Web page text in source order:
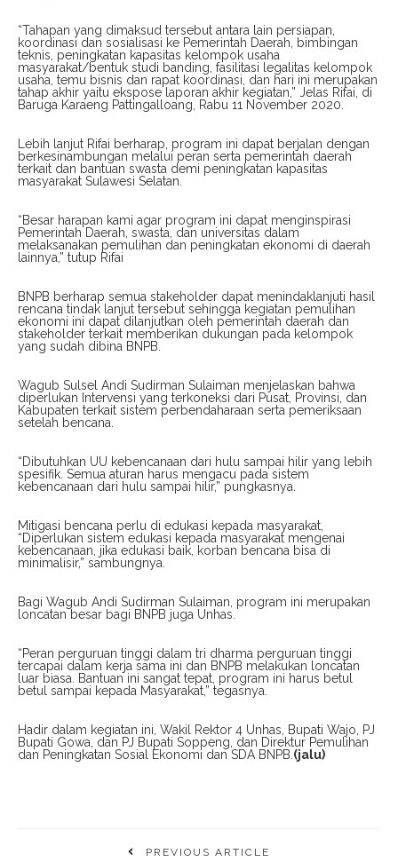
“Tahapan yang dimaksud tersebut antara lain persiapan,
koordinasi dan sosialisasi ke Pemerintah Daerah, bimbingan
teknis, peningkatan kapasitas kelompok usaha
masyarakat/bentuk studi banding, fasilitasi legalitas kelompok
usaha, temu bisnis dan rapat koordinasi, dan hari ini merupakan
tahap akhir yaitu ekspose laporan akhir kegiatan,” Jelas Rifai, di
Baruga Karaeng Pattingalloang, Rabu 11 November 2020.
Lebih lanjut Rifai berharap, program ini dapat berjalan dengan
berkesinambungan melalui peran serta pemerintah daerah
terkait dan bantuan swasta demi peningkatan kapasitas
masyarakat Sulawesi Selatan.
“Besar harapan kami agar program ini dapat menginspirasi
Pemerintah Daerah, swasta, dan universitas dalam
melaksanakan pemulihan dan peningkatan ekonomi di daerah
lainnya,” tutup Rifai
BNPB berharap semua stakeholder dapat menindaklanjuti hasil
rencana tindak lanjut tersebut sehingga kegiatan pemulihan
ekonomi ini dapat dilanjutkan oleh pemerintah daerah dan
stakeholder terkait memberikan dukungan pada kelompok
yang sudah dibina BNPB.
Wagub Sulsel Andi Sudirman Sulaiman menjelaskan bahwa
diperlukan Intervensi yang terkoneksi dari Pusat, Provinsi, dan
Kabupaten terkait sistem perbendaharaan serta pemeriksaan
setelah bencana.
“Dibutuhkan UU kebencanaan dari hulu sampai hilir yang lebih
spesifik. Semua aturan harus mengacu pada sistem
kebencanaan dari hulu sampai hilir,” pungkasnya.
Mitigasi bencana perlu di edukasi kepada masyarakat,
“Diperlukan sistem edukasi kepada masyarakat mengenai
kebencanaan, jika edukasi baik, korban bencana bisa di
minimalisir,” sambungnya.
Bagi Wagub Andi Sudirman Sulaiman, program ini merupakan
loncatan besar bagi BNPB juga Unhas.
“Peran perguruan tinggi dalam tri dharma perguruan tinggi
tercapai dalam kerja sama ini dan BNPB melakukan loncatan
luar biasa. Bantuan ini sangat tepat, program ini harus betul
betul sampai kepada Masyarakat,” tegasnya.
Hadir dalam kegiatan ini, Wakil Rektor 4 Unhas, Bupati Wajo, PJ
Bupati Gowa, dan PJ Bupati Soppeng, dan Direktur Pemulihan
dan Peningkatan Sosial Ekonomi dan SDA BNPB.(jalu)
PREVIOUS ARTICLE